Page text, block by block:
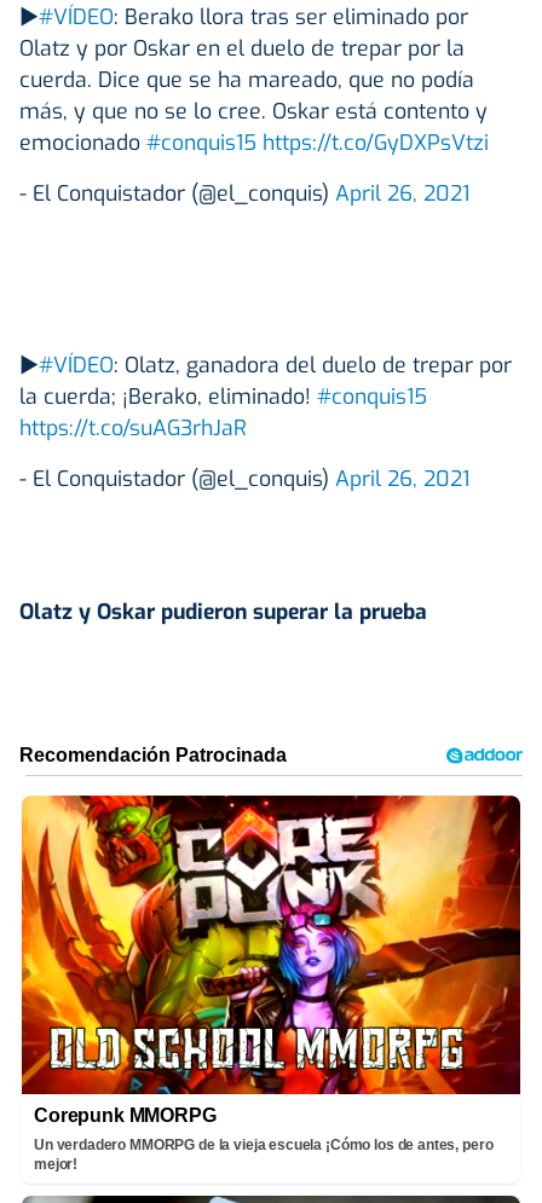
▶️#VÍDEO: Berako llora tras ser eliminado por
Olatz y por Oskar en el duelo de trepar por la
cuerda. Dice que se ha mareado, que no podía
más, y que no se lo cree. Oskar está contento y
emocionado #conquis15 https://t.co/GyDXPsVtzi
- El Conquistador (@el_conquis) April 26, 2021
▶️#VÍDEO: Olatz, ganadora del duelo de trepar por
la cuerda; ¡Berako, eliminado! #conquis15
https://t.co/suAG3rhJaR
- El Conquistador (@el_conquis) April 26, 2021
Olatz y Oskar pudieron superar la prueba
Corepunk MMORPG
Un verdadero MMORPG de la vieja escuela ¡Cómo los de antes, pero
mejor!